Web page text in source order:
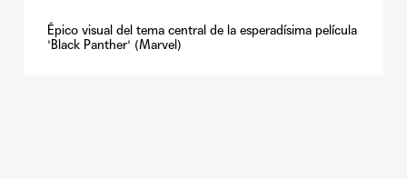
Épico visual del tema central de la esperadísima película
'Black Panther' (Marvel)